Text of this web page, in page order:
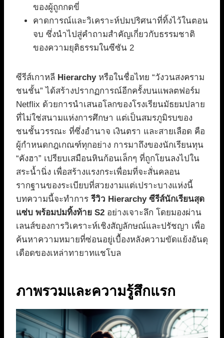
ของผู้ถูกกดขี่
คาดการณ์และวิเคราะห์ปมปริศนาที่ทิ้งไว้ในตอน
จบ ซึ่งนำไปสู่คำถามสำคัญเกี่ยวกับธรรมชาติ
ของความยุติธรรมในซีซัน 2
ซีรีส์เกาหลี Hierarchyหรือในชื่อไทย “วังวนสงคราม
ชนชั้น” ได้สร้างปรากฏการณ์อีกครั้งบนแพลตฟอร์ม
Netflix ด้วยการนำเสนอโลกของโรงเรียนมัธยมปลาย
ที่ไม่ใช่สนามแห่งการศึกษา แต่เป็นสมรภูมิรบของ
ชนชั้นวรรณะ ที่ซึ่งอำนาจ เงินตรา และสายเลือด คือ
ผู้กำหนดกฎเกณฑ์ทุกอย่าง การมาถึงของนักเรียนทุน
“คังฮา” เปรียบเสมือนหินก้อนเล็กๆ ที่ถูกโยนลงไปใน
สระน้ำนิ่ง เพื่อสร้างแรงกระเพื่อมที่จะสั่นคลอน
รากฐานของระเบียบที่สวยงามแต่เปราะบางแห่งนี้
บทความนี้จะทำการรีวิว Hierarchy ซีรีส์นักเรียนสุด
แซ่บ พร้อมปมทิ้งท้าย S2 อย่างเจาะลึก โดยมองผ่าน
เลนส์ของการวิเคราะห์เชิงสัญลักษณ์และปรัชญา เพื่อ
ค้นหาความหมายที่ซ่อนอยู่เบื้องหลังความขัดแย้งอันดุ
เดือดของเหล่าทายาทแชโบล
ภาพรวมและความรู้สึกแรก